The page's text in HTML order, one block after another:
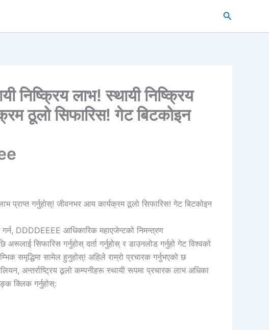
搜
लाभ! स्थायी निष्क्रिय
ठूलो सिफारिस! गेट बिटकोइन
प्राप्त गर्नुहोस्! जीवनभर आय कार्यक्रम ठूलो सिफारिस! गेट बिटकोइन
DDDDEEEE आधिकारिक महाएजेन्टको निमन्त्रण
सिफारिस गर्नुहोस् दर्ता गर्नुहोस् र डाउनलोड गर्नुहो गेट विश्वको
समृद्धिमा सामेल हुनुहोस्! अहिले राम्रो प्रचारक गर्नुभएको छ
अन्तर्राष्ट्रिय ठूलो कम्पनीहरू स्थायी रूपमा प्रचारक लाभ अधिका
क्लिक गर्नुहोस्: